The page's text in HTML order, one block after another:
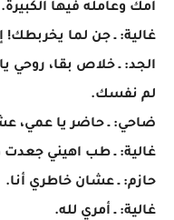
أمك وعامله فيها الكبيرة.
غالية: ـ جن لما يخربطك!
الجد: ـ خلاص بقا، روحي
لم نفسك.
ضاحي: ـ حاضر يا عمي،
غالية: ـ طب اهيني
حازم: ـ عشان خاطري أنا.
غالية: ـ أمري لله.